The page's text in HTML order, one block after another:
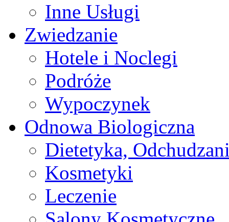
Inne Usługi
Zwiedzanie
Hotele i Noclegi
Podróże
Wypoczynek
Odnowa Biologiczna
Dietetyka,
Kosmetyki
Leczenie